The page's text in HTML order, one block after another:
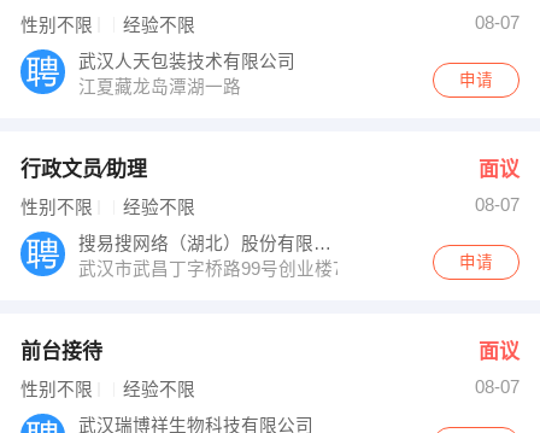
性别不限 经验不限
08-07
武汉人天包装技术有限公司
江夏藏龙岛潭湖一路
申请
行政文员∕助理 面议
性别不限 经验不限
08-07
搜易搜网络（湖北）股份有限公司
武汉市武昌丁字桥路99号创业楼7楼
申请
前台接待 面议
性别不限 经验不限
08-07
武汉瑞博祥生物科技有限公司